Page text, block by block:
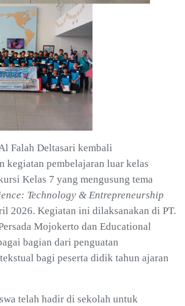
Falah Deltasari kembali
kegiatan pembelajaran luar kelas
Kelas 7 yang mengusung tema
Technology & Entrepreneurship
2026. Kegiatan ini dilaksanakan di PT.
Mojokerto dan Educational
bagian dari penguatan
bagi peserta didik tahun ajaran
telah hadir di sekolah untuk